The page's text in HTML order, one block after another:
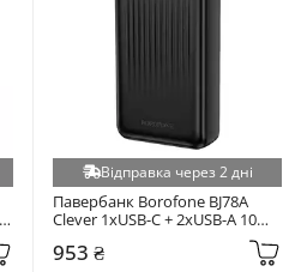
Відправка через 2 дні
Павербанк Borofone BJ78A
Clever 1xUSB-C + 2xUSB-A 10W
953 ₴